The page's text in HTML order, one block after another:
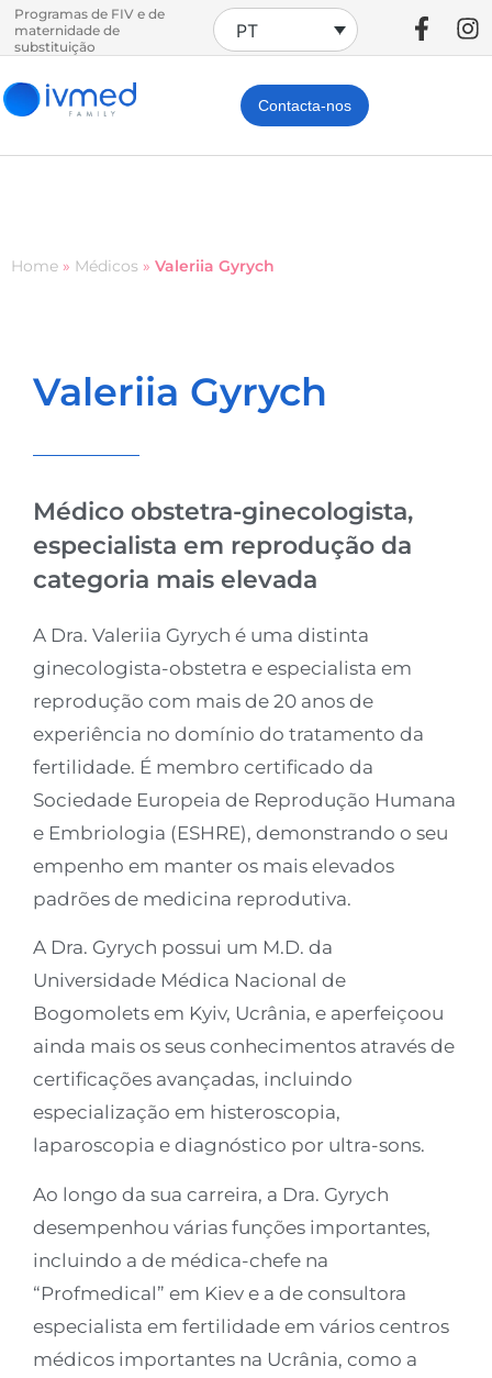
Programas de FIV e de
maternidade de
substituição
PT
Contacta-nos
Home » Médicos » Valeriia Gyrych
Valeriia Gyrych
Médico obstetra-ginecologista,
especialista em reprodução da
categoria mais elevada
A Dra. Valeriia Gyrych é uma distinta
ginecologista-obstetra e especialista em
reprodução com mais de 20 anos de
experiência no domínio do tratamento da
fertilidade. É membro certificado da
Sociedade Europeia de Reprodução Humana
e Embriologia (ESHRE), demonstrando o seu
empenho em manter os mais elevados
padrões de medicina reprodutiva.
A Dra. Gyrych possui um M.D. da
Universidade Médica Nacional de
Bogomolets em Kyiv, Ucrânia, e aperfeiçoou
ainda mais os seus conhecimentos através de
certificações avançadas, incluindo
especialização em histeroscopia,
laparoscopia e diagnóstico por ultra-sons.
Ao longo da sua carreira, a Dra. Gyrych
desempenhou várias funções importantes,
incluindo a de médica-chefe na
“Profmedical” em Kiev e a de consultora
especialista em fertilidade em vários centros
médicos importantes na Ucrânia, como a